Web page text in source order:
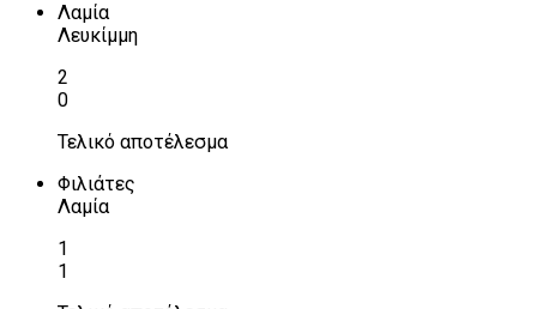
Λαμία
Λευκίμμη
2
0
Τελικό αποτέλεσμα
Φιλιάτες
Λαμία
1
1